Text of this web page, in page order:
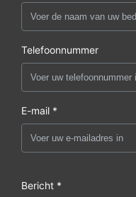
Telefoonnummer
E-mail *
Bericht *